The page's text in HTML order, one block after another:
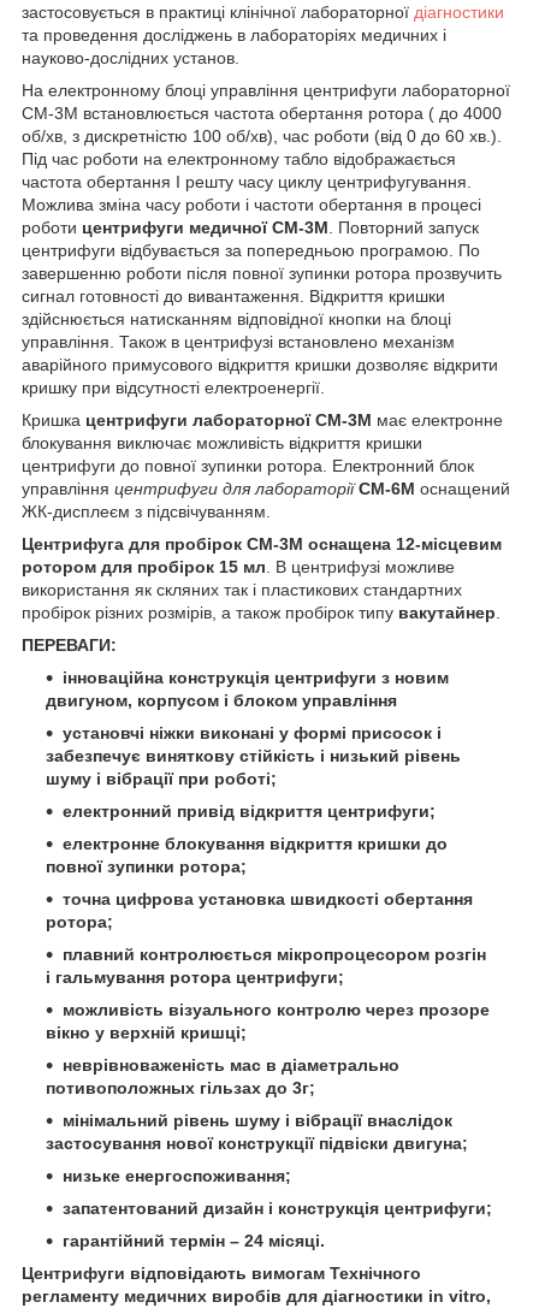
застосовується в практиці клінічної лабораторної діагностики
та проведення досліджень в лабораторіях медичних і
науково-дослідних установ.
На електронному блоці управління центрифуги лабораторної
CM-3M встановлюється частота обертання ротора ( до 4000
об/хв, з дискретністю 100 об/хв), час роботи (від 0 до 60 хв.).
Під час роботи на електронному табло відображається
частота обертання І решту часу циклу центрифугування.
Можлива зміна часу роботи і частоти обертання в процесі
роботи центрифуги медичної CM-3M . Повторний запуск
центрифуги відбувається за попередньою програмою. По
завершенню роботи після повної зупинки ротора прозвучить
сигнал готовності до вивантаження. Відкриття кришки
здійснюється натисканням відповідної кнопки на блоці
управління. Також в центрифузі встановлено механізм
аварійного примусового відкриття кришки дозволяє відкрити
кришку при відсутності електроенергії.
Кришка центрифуги лабораторної CM-3M має електронне
блокування виключає можливість відкриття кришки
центрифуги до повної зупинки ротора. Електронний блок
управління центрифуги для лабораторії CM-6M оснащений
ЖК-дисплеєм з підсвічуванням.
Центрифуга для пробірок CM-3М оснащена 12-місцевим
ротором для пробірок 15 мл . В центрифузі можливе
використання як скляних так і пластикових стандартних
пробірок різних розмірів, а також пробірок типу вакутайнер
ПЕРЕВАГИ:
інноваційна конструкція центрифуги з новим
двигуном, корпусом і блоком управління
установчі ніжки виконані у формі присосок і
забезпечує виняткову стійкість і низький рівень
шуму і вібрації при роботі;
електронний привід відкриття центрифуги;
електронне блокування відкриття кришки до
повної зупинки ротора;
точна цифрова установка швидкості обертання
ротора;
плавний контролюється мікропроцесором розгін
і гальмування ротора центрифуги;
можливість візуального контролю через прозоре
вікно у верхній кришці;
неврівноваженість мас в діаметрально
потивоположных гільзах до 3г;
мінімальний рівень шуму і вібрації внаслідок
застосування нової конструкції підвіски двигуна;
низьке енергоспоживання;
запатентований дизайн і конструкція центрифуги;
гарантійний термін – 24 місяці.
Центрифуги відповідають вимогам Технічного
регламенту медичних виробів для діагностики in vitro,